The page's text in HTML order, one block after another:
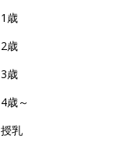
1歳
2歳
3歳
4歳～
授乳